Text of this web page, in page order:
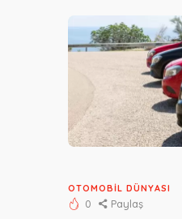
OTOMOBIL DÜNYASI
0
Paylaş